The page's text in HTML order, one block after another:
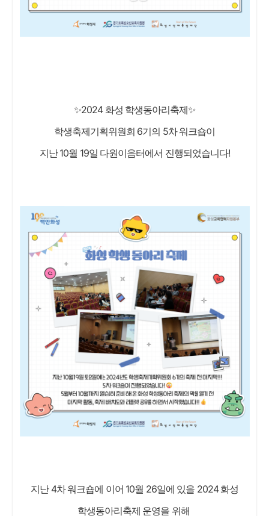
✨2024 화성 학생동아리축제✨
학생축제기획위원회 6기의 5차 워크숍이
지난 10월 19일 다원이음터에서 진행되었습니다!
​지난 4차 워크숍에 이어 10월 26일에 있을 2024 화성
학생동아리축제 운영을 위해